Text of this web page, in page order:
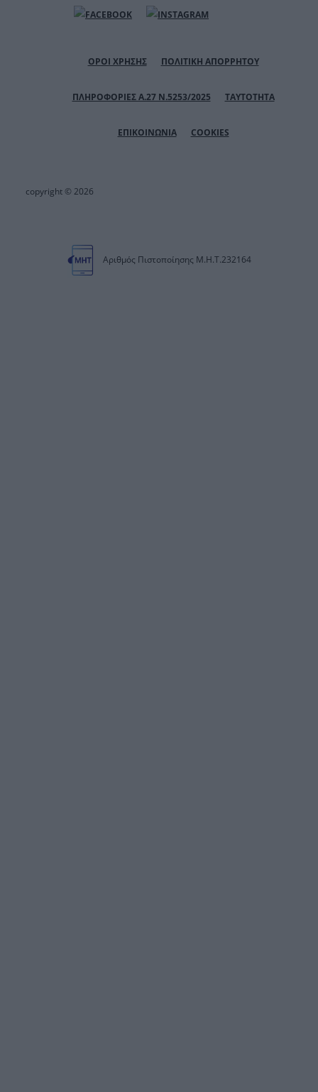
ΟΡΟΙ ΧΡΗΣΗΣ ΠΟΛΙΤΙΚΗ ΑΠΟΡΡΗΤΟΥ
ΠΛΗΡΟΦΟΡΙΕΣ Α.27 Ν.5253/2025 ΤΑΥΤΟΤΗΤΑ
ΕΠΙΚΟΙΝΩΝΙΑ COOKIES
copyright © 2026
Αριθμός Πιστοποίησης Μ.Η.Τ.232164